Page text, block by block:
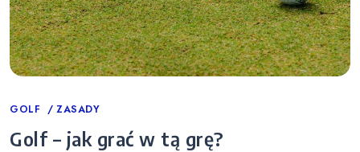
Categories
GOLF ZASADY
Golf – jak grać w tą grę?